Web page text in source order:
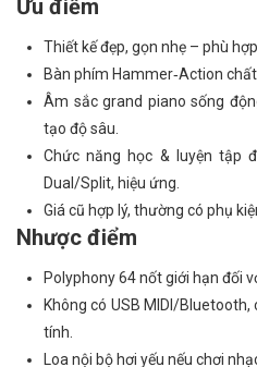
Ưu điểm
Thiết kế đẹp, gọn nhẹ – phù
Bàn phím Hammer‑Action
Âm sắc grand piano sống
tạo độ sâu.
Chức năng học & luyện tập
Dual/Split, hiệu ứng.
Giá cũ hợp lý, thường có phụ
Nhược điểm
Polyphony 64 nốt giới hạn đối
Không có USB MIDI/
tính.
Loa nội bộ hơi yếu nếu chơi